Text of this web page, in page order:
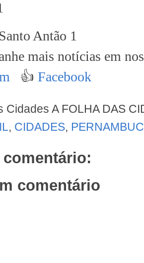
Antão 1
mais notícias em
👍 Facebook
Cidades A FOLHA DAS
, CIDADES,
comentário:
comentário